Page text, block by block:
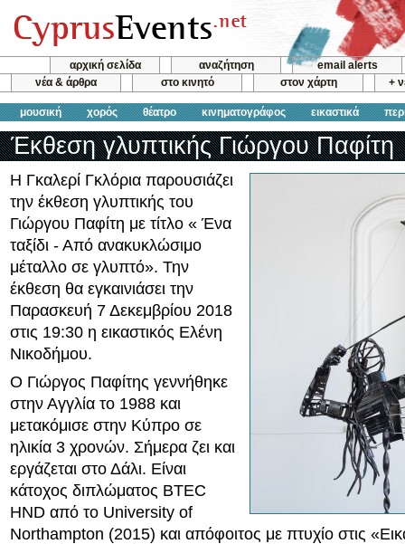
αρχική σελίδα αναζήτηση
email alerts
νέα & άρθρα
στο κινητό στον χάρτη +
μουσική χορός θέατρο κινηματογράφος εικαστικά
Έκθεση γλυπτικής Γιώργου Παφίτη
Η Γκαλερί Γκλόρια παρουσιάζει
την έκθεση γλυπτικής του
Γιώργου Παφίτη με τίτλο « Ένα
ταξίδι - Από ανακυκλώσιμο
μέταλλο σε γλυπτό». Την
έκθεση θα εγκαινιάσει την
Παρασκευή 7 Δεκεμβρίου 2018
στις 19:30 η εικαστικός Ελένη
Νικοδήμου.
Ο Γιώργος Παφίτης γεννήθηκε
στην Αγγλία το 1988 και
μετακόμισε στην Κύπρο σε
ηλικία 3 χρονών. Σήμερα ζει και
εργάζεται στο Δάλι. Είναι
κάτοχος διπλώματος BTEC
HND από το University of
Northampton (2015) και απόφοιτος με πτυχίο στις